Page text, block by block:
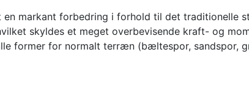
markant forbedring i forhold til det traditionelle
skyldes et meget overbevisende kraft- og
former for normalt terræn (bæltespor, sandspor,